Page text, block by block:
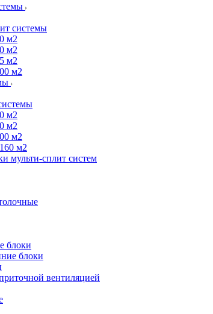
системы
м2
м2
м2
м2
м2
м2
м2
м2
мульти-сплит систем
блоки
блоки
вентиляцией